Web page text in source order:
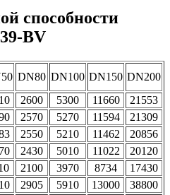
способности
BV
DN80 DN100 DN150 DN200
2600 5300 11660
21553
2570 5270 11594
21309
2550 5210 11462
20856
2430 5010 11022
20120
2100 3970 8734 17430
2905 5910 13000
38800